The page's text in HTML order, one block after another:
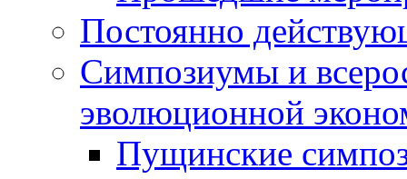
Постоянно
Симпозиумы и
эволюционной
Пущинские